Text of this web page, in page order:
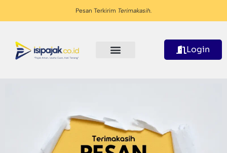
Pesan Terkirim Terimakasih.
Login